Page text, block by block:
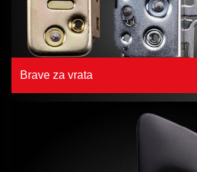
Brave za vrata